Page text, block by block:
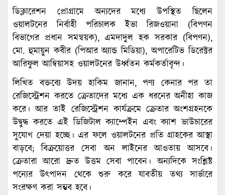
ডিক্লারেশন প্রোগ্রামে অন্যদের মধ্যে উপস্থিত ছিলেন
ওয়ালটনের নির্বাহী পরিচালক ইভা রিজওয়ানা (বিপণন
বিভাগের প্রধান সমন্বয়ক), এমদাদুল হক সরকার (বিপণন),
মো. হুমায়ুন কবীর (পিআর অ্যান্ড মিডিয়া), অপারেটিভ ডিরেক্টর
আরিফুল আম্বিয়াসহ ওয়ালটনের উর্ধ্বতন কর্মকর্তাবৃন্দ।
লিখিত বক্তব্যে উদয় হাকিম জানান, পণ্য কেনার পর তা
রেজিস্ট্রেশন করতে ক্রেতাদের মধ্যে এক ধরনের অনীহা কাজ
করে। আর তাই রেজিস্ট্রেশন কার্যক্রমে ক্রেতার অংশগ্রহনকে
উদ্বুদ্ধ করতে এই ডিজিটাল ক্যাম্পেইন এবং ক্যাশ ভাউচারের
সুযোগ দেয়া হচ্ছে। এর ফলে ওয়ালটনের প্রতি গ্রাহকের আস্থা
বাড়বে; বিক্রয়োত্তর সেবা অন লাইনের আওতায় আসবে।
ক্রেতারা আরো দ্রুত উত্তম সেবা পাবেন। অন্যদিকে সংশ্লিষ্ট
পন্যের উৎপাদন থেকে শুরু করে যাবতীয় তথ্য সার্ভারে
সংরক্ষণ করা সম্ভব হবে।